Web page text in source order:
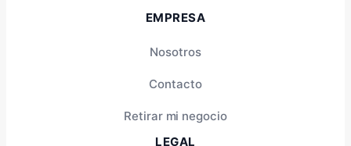
EMPRESA
Nosotros
Contacto
Retirar mi negocio
LEGAL